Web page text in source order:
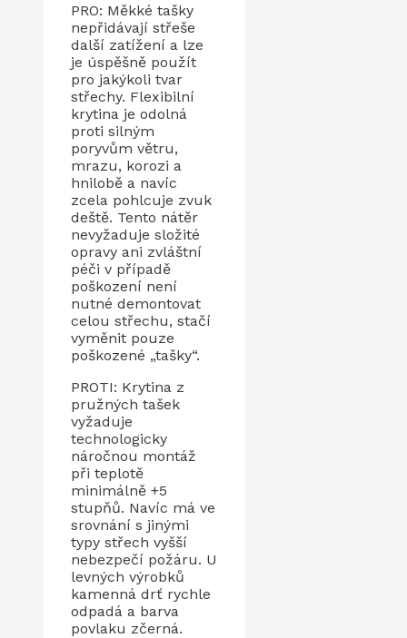
PRO: Měkké tašky
nepřidávají střeše
další zatížení a lze
je úspěšně použít
pro jakýkoli tvar
střechy. Flexibilní
krytina je odolná
proti silným
poryvům větru,
mrazu, korozi a
hnilobě a navíc
zcela pohlcuje zvuk
deště. Tento nátěr
nevyžaduje složité
opravy ani zvláštní
péči v případě
poškození není
nutné demontovat
celou střechu, stačí
vyměnit pouze
poškozené „tašky“.
PROTI: Krytina z
pružných tašek
vyžaduje
technologicky
náročnou montáž
při teplotě
minimálně +5
stupňů. Navíc má ve
srovnání s jinými
typy střech vyšší
nebezpečí požáru. U
levných výrobků
kamenná drť rychle
odpadá a barva
povlaku zčerná.